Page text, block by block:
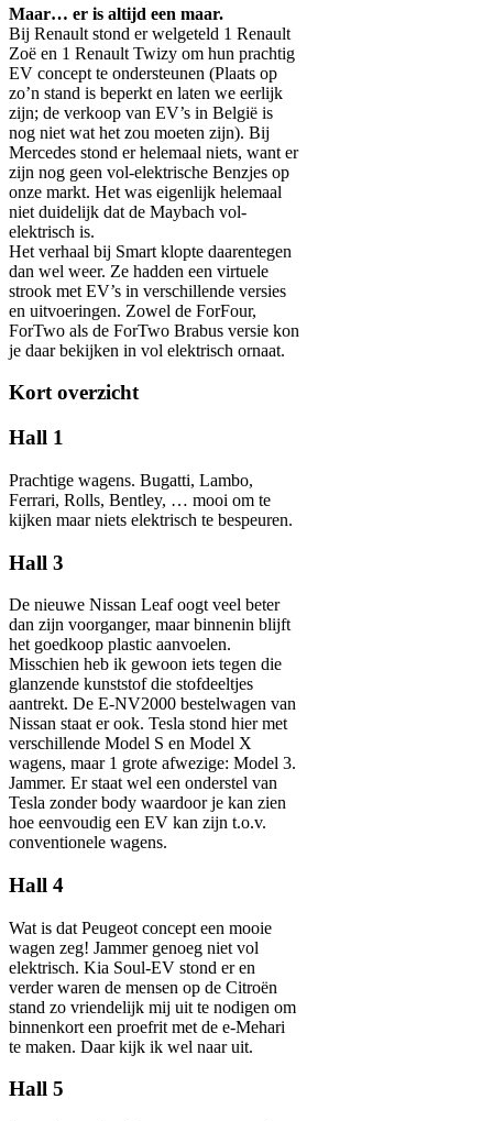
Maar… er is altijd een maar.
Bij Renault stond er welgeteld 1 Renault
Zoë en 1 Renault Twizy om hun prachtig
EV concept te ondersteunen (Plaats op
zo’n stand is beperkt en laten we eerlijk
zijn; de verkoop van EV’s in België is
nog niet wat het zou moeten zijn). Bij
Mercedes stond er helemaal niets, want er
zijn nog geen vol-elektrische Benzjes op
onze markt. Het was eigenlijk helemaal
niet duidelijk dat de Maybach vol-
elektrisch is.
Het verhaal bij Smart klopte daarentegen
dan wel weer. Ze hadden een virtuele
strook met EV’s in verschillende versies
en uitvoeringen. Zowel de ForFour,
ForTwo als de ForTwo Brabus versie kon
je daar bekijken in vol elektrisch ornaat.
Kort overzicht
Hall 1
Prachtige wagens. Bugatti, Lambo,
Ferrari, Rolls, Bentley, … mooi om te
kijken maar niets elektrisch te bespeuren.
Hall 3
De nieuwe Nissan Leaf oogt veel beter
dan zijn voorganger, maar binnenin blijft
het goedkoop plastic aanvoelen.
Misschien heb ik gewoon iets tegen die
glanzende kunststof die stofdeeltjes
aantrekt. De E-NV2000 bestelwagen van
Nissan staat er ook. Tesla stond hier met
verschillende Model S en Model X
wagens, maar 1 grote afwezige: Model 3.
Jammer. Er staat wel een onderstel van
Tesla zonder body waardoor je kan zien
hoe eenvoudig een EV kan zijn t.o.v.
conventionele wagens.
Hall 4
Wat is dat Peugeot concept een mooie
wagen zeg! Jammer genoeg niet vol
elektrisch. Kia Soul-EV stond er en
verder waren de mensen op de Citroën
stand zo vriendelijk mij uit te nodigen om
binnenkort een proefrit met de e-Mehari
te maken. Daar kijk ik wel naar uit.
Hall 5